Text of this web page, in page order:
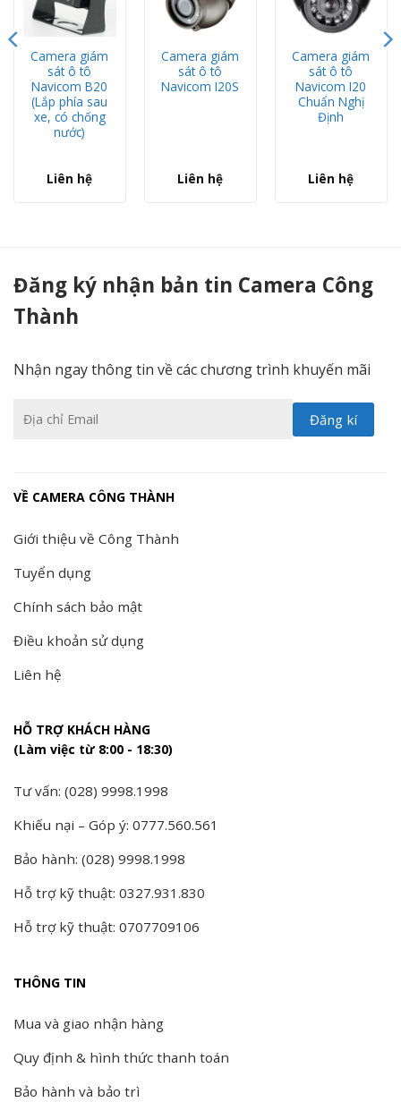
Camera giám
sát ô tô
Navicom B20
(Lắp phía sau
xe, có chống
nước)
Liên hệ
Camera giám
sát ô tô
Navicom I20S
Liên hệ
Camera giám
sát ô tô
Navicom I20
Chuẩn Nghị
Định
Liên hệ
Đăng ký nhận bản tin Camera Công
Thành
Nhận ngay thông tin về các chương trình khuyến mãi
VỀ CAMERA CÔNG THÀNH
Giới thiệu về Công Thành
Tuyển dụng
Chính sách bảo mật
Điều khoản sử dụng
Liên hệ
HỖ TRỢ KHÁCH HÀNG
(Làm việc từ 8:00 - 18:30)
Tư vấn: (028) 9998.1998
Khiếu nại – Góp ý: 0777.560.561
Bảo hành: (028) 9998.1998
Hỗ trợ kỹ thuật: 0327.931.830
Hỗ trợ kỹ thuật: 0707709106
THÔNG TIN
Mua và giao nhận hàng
Quy định & hình thức thanh toán
Bảo hành và bảo trì